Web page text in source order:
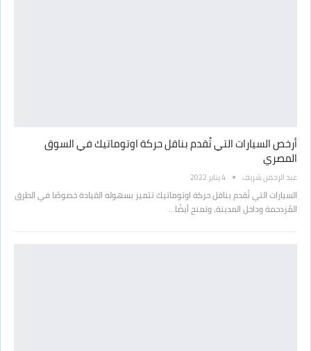
أرخص السيارات التي تُقدم بناقل حركة اوتوماتيك في السوق
المصري
عبد الرحمن شريف 4 يناير 2022
السيارات التي تُقدم بناقل حركة اوتوماتيك تتميز بسهوله القيادة خصوصًا في الطرق
المُزدحمة وداخل المدينة، وتمنح أيضًا…